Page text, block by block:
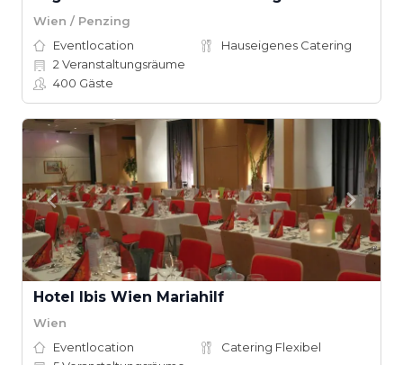
Wien / Penzing
Eventlocation
Hauseigenes Catering
2 Veranstaltungsräume
400 Gäste
Hotel Ibis Wien Mariahilf
Wien
Eventlocation
Catering Flexibel